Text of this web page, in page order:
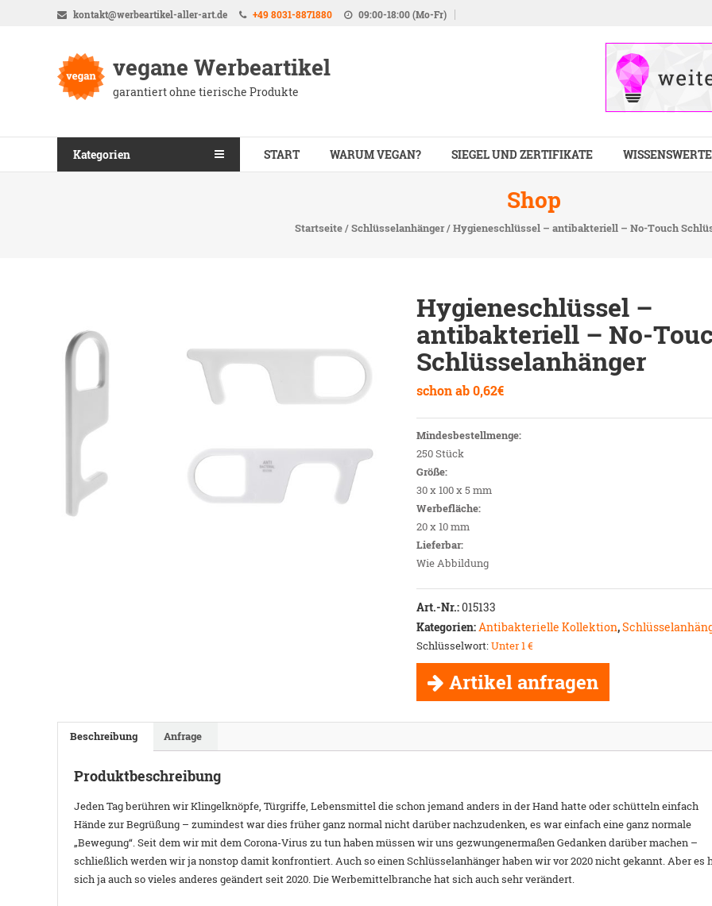
kontakt@werbeartikel-aller-art.de +49 8031-8871880 09:00-18:00 (Mo-Fr)
vegane Werbeartikel
garantiert ohne tierische Produkte
Kategorien START WARUM VEGAN? SIEGEL UND ZERTIFIKATE
Shop
Startseite/Schlüsselanhänger/ Hygieneschlüssel – antibakteriell – No-Touch
Hygieneschlüssel –
antibakteriell – No-
Schlüsselanhänger
schon ab0,62€
Mindesbestellmenge:
250 Stück
Größe:
30 x 100 x 5 mm
Werbefläche:
20 x 10 mm
Lieferbar:
Wie Abbildung
Art.-Nr.:015133
Kategorien:Antibakterielle Kollektion,
Schlüsselwort:Unter 1 €
Artikel anfragen
Beschreibung Anfrage
Produktbeschreibung
Jeden Tag berühren wir Klingelknöpfe, Türgriffe, Lebensmittel die schon jemand anders in der Hand hatte oder schütteln einfach
Hände zur Begrüßung – zumindest war dies früher ganz normal nicht darüber nachzudenken, es war einfach eine ganz normale
„Bewegung“. Seit dem wir mit dem Corona-Virus zu tun haben müssen wir uns gezwungenermaßen Gedanken darüber machen –
schließlich werden wir ja nonstop damit konfrontiert. Auch so einen Schlüsselanhänger haben wir vor 2020 nicht gekannt. Aber es
sich ja auch so vieles anderes geändert seit 2020. Die Werbemittelbranche hat sich auch sehr verändert.